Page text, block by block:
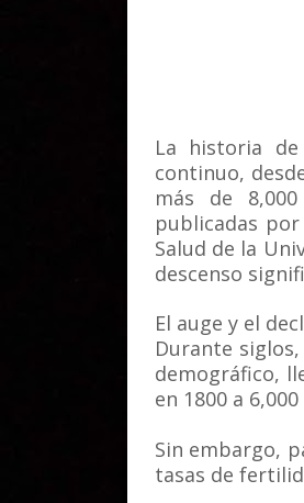
La historia
continuo,
más de
publicadas
Salud de la
descenso
El auge y el
Durante
demográfico,
en 1800 a
Sin embargo,
tasas de